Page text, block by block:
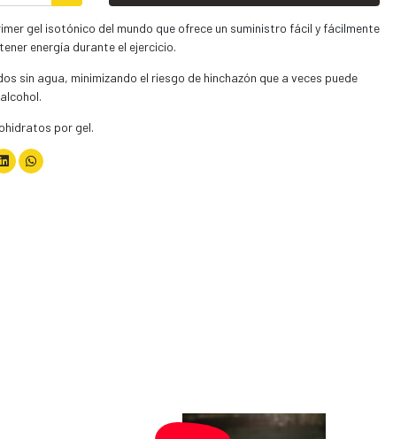
gel isotónico del mundo que ofrece un suministro fácil y fácilmente
energía durante el ejercicio.
sin agua, minimizando el riesgo de hinchazón que a veces puede
por gel.